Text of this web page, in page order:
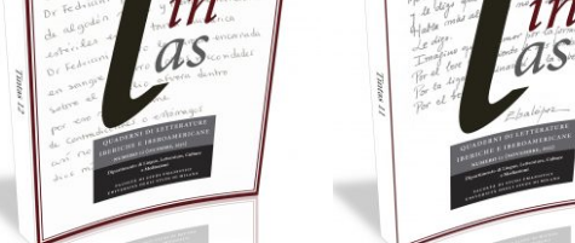
35,00€
Aggiungi al carrello
25,00€
Aggiungi al carrello